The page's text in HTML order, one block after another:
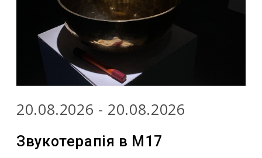
20.08.2026 - 20.08.2026
Звукотерапія в M17